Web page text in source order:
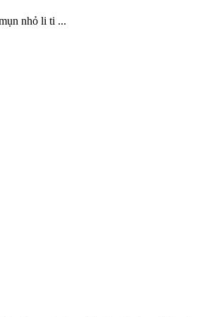
nhỏ li ti ...